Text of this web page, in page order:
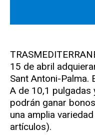
15 de abril
Sant Antoni-Palma.
A de 10,1
podrán ganar
una amplia
artículos).